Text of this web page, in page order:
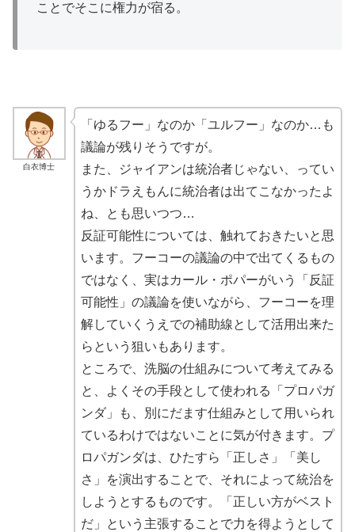
ことでそこに権力が宿る。
白衣博士
「ゆるフー」なのか「ユルフー」なのか…も
議論が残りそうですが。
また、ジャイアンは統治者じゃない、ってい
うかドラえもんに統治者は出てこなかったよ
ね、とも思いつつ…
反証可能性については、触れておきたいと思
います。フーコーの議論の中で出てくるもの
ではなく、実はカール・ポパーがいう「反証
可能性」の議論を使いながら、フーコーを理
解していくうえでの補助線として活用出来た
らという狙いもあります。
ところで、洗脳の仕組みについて考えてみる
と、よくその手段として使われる「プロパガ
ンダ」も、別にだます仕組みとして用いられ
ているわけではないことに気が付きます。プ
ロパガンダは、ひたすら「正しさ」「美し
さ」を演出することで、それによって統治を
しようとするものです。「正しい方がベスト
だ」という主張することで力を得ようとして